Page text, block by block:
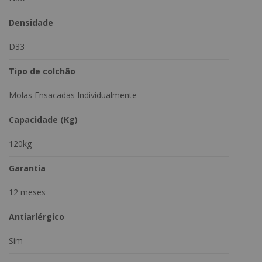
Densidade
D33
Tipo de colchão
Molas Ensacadas Individualmente
Capacidade (Kg)
120kg
Garantia
12 meses
Antiarlérgico
Sim